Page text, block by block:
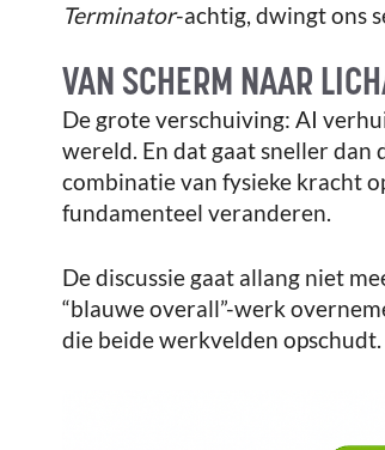
Terminator-achtig, dwingt ons
VAN SCHERM NAAR
De grote verschuiving: AI
wereld. En dat gaat sneller dan
combinatie van fysieke kracht
fundamenteel veranderen.
De discussie gaat allang niet
“blauwe overall”-werk
die beide werkvelden opschudt.